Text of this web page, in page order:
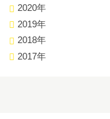
2020年
2019年
2018年
2017年